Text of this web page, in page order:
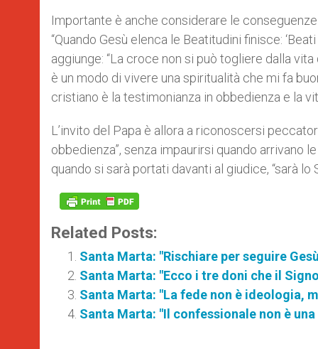
Importante è anche considerare le
“Quando Gesù elenca le Beatitudini finisce:
aggiunge: “La croce non si può togliere dalla
è un modo di vivere una spiritualità che mi fa
cristiano è la testimonianza in obbedienza e la
L’invito del Papa è allora a riconoscersi
obbedienza”, senza impaurirsi quando arrivano
quando si sarà portati davanti al giudice, “sarà
Related Posts:
Santa Marta: "Rischiare per seguire
Santa Marta: "Ecco i tre doni che il
Santa Marta: "La fede non è ideologia,
Santa Marta: "Il confessionale non è